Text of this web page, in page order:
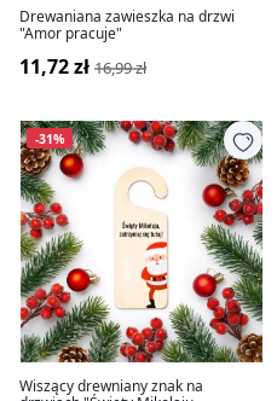
Drewaniana zawieszka na drzwi
"Amor pracuje"
11,72 zł 16,99 zł
-31%
Wiszący drewniany znak na